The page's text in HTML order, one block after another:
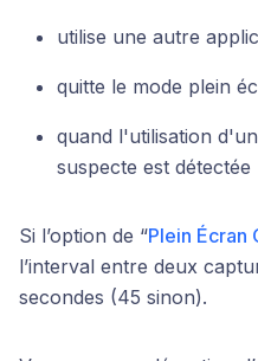
utilise une autre
quitte le mode plein
quand l'utilisation
suspecte est détectée
Si l’option de “Plein Écran
l’interval entre deux
secondes (45 sinon).